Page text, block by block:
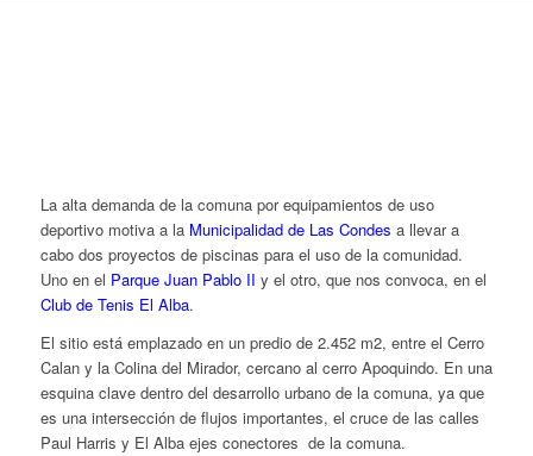
La alta demanda de la comuna por equipamientos de uso
deportivo motiva a la Municipalidad de Las Condes a llevar a
cabo dos proyectos de piscinas para el uso de la comunidad.
Uno en el Parque Juan Pablo II y el otro, que nos convoca, en el
Club de Tenis El Alba.
El sitio está emplazado en un predio de 2.452 m2, entre el Cerro
Calan y la Colina del Mirador, cercano al cerro Apoquindo. En una
esquina clave dentro del desarrollo urbano de la comuna, ya que
es una intersección de flujos importantes, el cruce de las calles
Paul Harris y El Alba ejes conectores de la comuna.